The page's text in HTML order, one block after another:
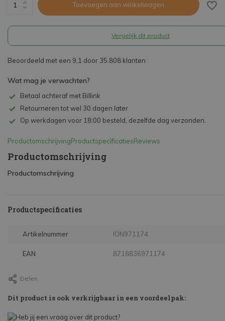
Toevoegen aan winkelwagen
Vergelijk dit product
Beoordeeld met een 9,1 door 35.808 klanten
Wat mag je verwachten?
Betaal achteraf met Billink
Retourneren tot wel 30 dagen later
Op werkdagen voor 18:00 besteld, dezelfde dag verzonden.
ProductomschrijvingProductspecificatiesReviews
Productomschrijving
Productomschrijving
Productspecificaties
Artikelnummer ION971174
EAN 8718836971174
Delen
Dit product is ook verkrijgbaar in een voordeelpak: